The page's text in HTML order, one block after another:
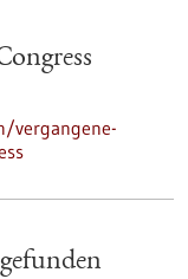
vergangene-